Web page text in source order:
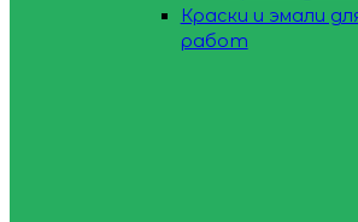
Краски и эмали
работ